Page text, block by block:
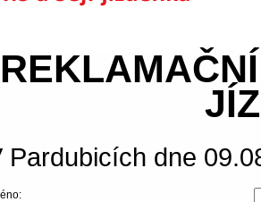
Pardubicích dne